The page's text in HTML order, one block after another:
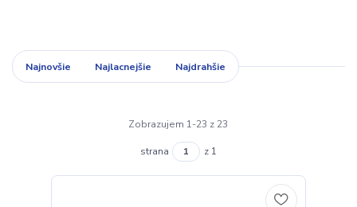
Najnovšie Najlacnejšie Najdrahšie
Zobrazujem 1-23 z 23
strana z 1